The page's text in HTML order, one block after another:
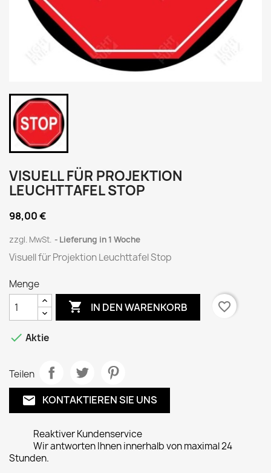
VISUELL FÜR PROJEKTION
LEUCHTTAFEL STOP
98,00 €
zzgl. MwSt. Lieferung in 1 Woche
Visuell für Projektion Leuchttafel Stop
Menge
 IN DEN WARENKORB favorite_border
 Aktie
Teilen
email KONTAKTIEREN SIE UNS
Reaktiver Kundenservice
Wir antworten Ihnen innerhalb von maximal 24
Stunden.